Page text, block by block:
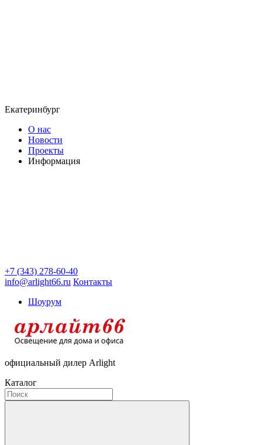
Екатеринбург
О нас
Новости
Проекты
Информация
+7 (343) 278-60-40
info@arlight66.ru Контакты
Шоурум
официальный дилер Arlight
Каталог